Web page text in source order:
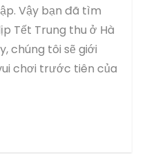
Vậy bạn đã tìm
Tết Trung thu ở Hà
chúng tôi sẽ giới
chơi trước tiên của